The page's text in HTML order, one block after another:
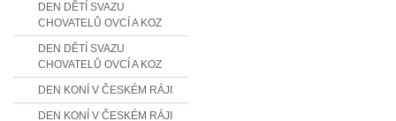
DEN DĚTÍ SVAZU
CHOVATELŮ OVCÍ A KOZ
DEN DĚTÍ SVAZU
CHOVATELŮ OVCÍ A KOZ
DEN KONÍ V ČESKÉM RÁJI
DEN KONÍ V ČESKÉM RÁJI